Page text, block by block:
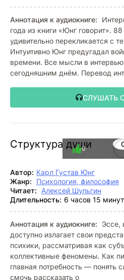
Аннотация к аудиокниге:
года из книги «Юнг говорит».
удивительно перекликается с
Интуитивно Юнг предугадал
времени. Все мысли в
сегодняшним днём. Перевод
СЛУШАТЬ
Структура души
0
Автор: Карл Густав Юнг
Жанр:
Психология, философия
Читает:
Алексей Шульгин
Длительность: 6 часов 15 минут
Аннотация к аудиокниге:
Эссе,
доступно излагает свои
психики, рассматривая как
коллективные феномены. Как
главная потребность — понять
смочь рассказать о